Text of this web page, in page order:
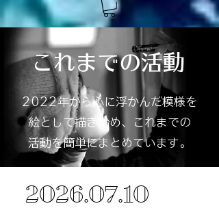
​これまでの活動
2022年から心に浮かんだ模様を
絵として描き始め、これまでの
活動を簡単にまとめています。
2026.07.10